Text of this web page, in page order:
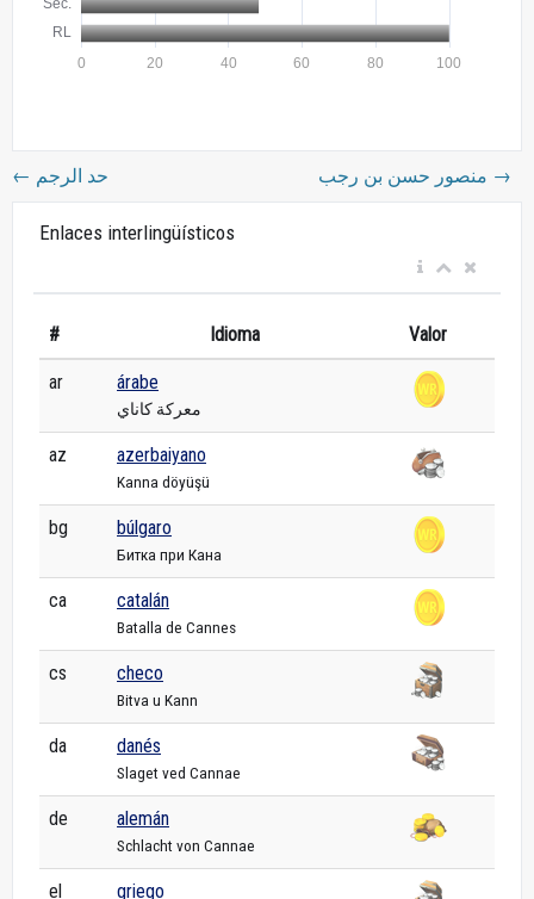
← حد الرجم →
Enlaces interlingüísticos
# Idioma Valor
ar árabe
معركة كاناي
az azerbaiyano
Kanna döyüşü
bg búlgaro
Битка при Кана
ca catalán
Batalla de Cannes
cs checo
Bitva u Kann
da danés
Slaget ved Cannae
de alemán
Schlacht von Cannae
el griego